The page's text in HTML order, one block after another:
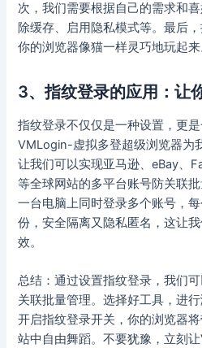
次，我们需要根据自己的需求和
除缓存、启用隐私模式等。最后
你的浏览器像猫一样灵巧地玩起来
3、指纹登录的应用：让
指纹登录不仅仅是一种设置，更是
VMLogin-虚拟多登超级浏览器为
让我们可以实现亚马逊、eBay、
等全球网站的多平台账号防关联
一台电脑上同时登录多个账号，
份，安全隔离又隐私匿名，这让
效。
总结：通过设置指纹登录，我们
关联批量管理。选择好工具，进
开启指纹登录开关，你的浏览器
站中自由舞蹈。不要犹豫，立刻